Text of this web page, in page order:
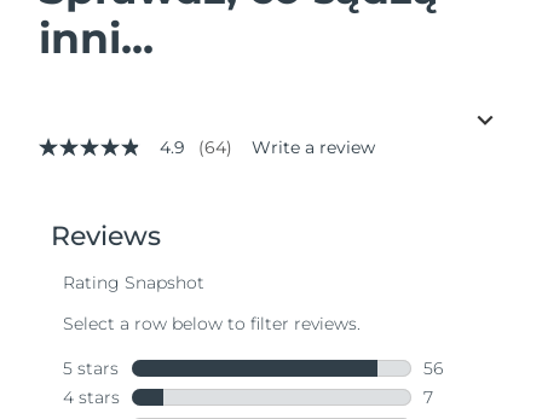
inni...
4.9
stars,
average
value.
Same
page
link.
4.9 (64) Write a review